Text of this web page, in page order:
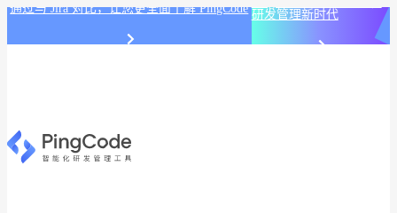
通过与 Jira 对比，让您更全面了解 PingCode 研发管理新时代